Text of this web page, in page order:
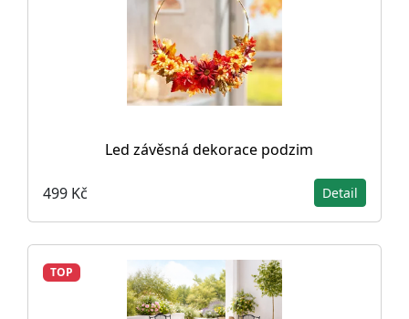
Led závěsná dekorace podzim
499 Kč Detail
TOP